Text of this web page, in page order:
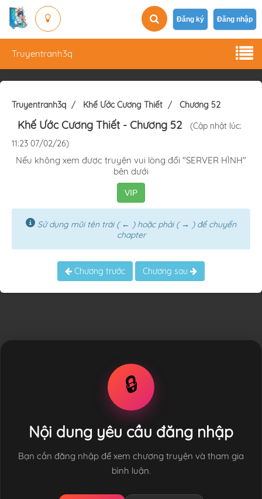
Đăng ký Đăng nhập
Truyentranh3q
Truyentranh3q Khế Ước Cương Thiết Chương 52
Khế Ước Cương Thiết- Chương 52
(Cập nhật lúc:
11:23 07/02/26)
Nếu không xem được truyện vui lòng đổi "SERVER HÌNH"
bên dưới
VIP
Sử dụng mũi tên trái ( ← ) hoặc phải ( → ) để chuyển
chapter
Chương trước Chương sau
🔒
Nội dung yêu cầu đăng nhập
Bạn cần đăng nhập để xem chương truyện và tham gia
bình luận.